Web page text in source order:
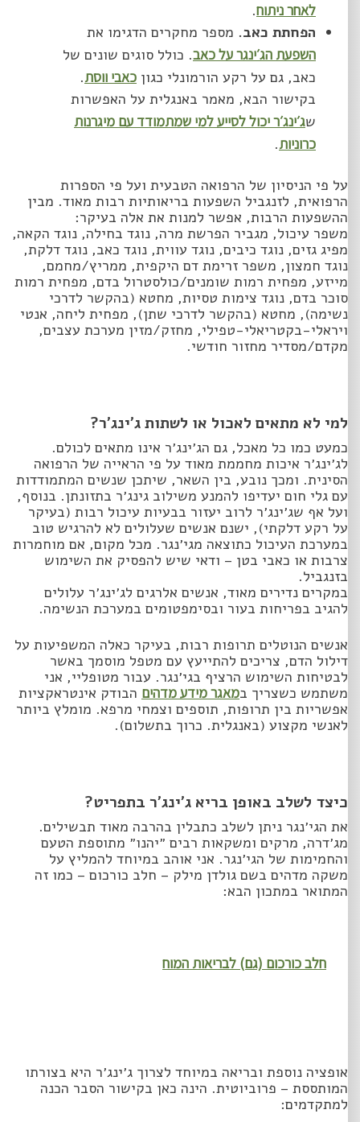
לאחר ניתוח.
הפחתת כאב.מספר מחקרים הדגימו את
השפעת הג׳ינגר על כאב. כולל סוגים שונים של
כאב, גם על רקע הורמונלי כגוןכאבי ווסת.
בקישור הבא, מאמר באנגלית על האפשרות
ג׳ינג׳ר יכול לסייע למי שמתמודד עם מיגרנות
כרוניות.
על פי הניסיון של הרפואה הטבעית ועל פי הספרות
הרפואית, לזנגביל השפעות בריאותיות רבות מאוד. מבין
ההשפעות הרבות, אפשר למנות את אלה בעיקר:
משפר עיכול, מגביר הפרשת מרה, נוגד בחילה, נוגד הקאה,
מפיג גזים, נוגד כיבים, נוגד עווית, נוגד כאב, נוגד דלקת,
נוגד חמצון, משפר זרימת דם היקפית, ממריץ/מחמם,
מייזע, מפחית רמות שומנים/כולסטרול בדם, מפחית רמות
סוכר בדם, נוגד צימות טסיות, מחטא (בהקשר לדרכי
נשימה), מחטא (בהקשר לדרכי שתן), מפחית ליחה, אנטי
ויראלי-בקטריאלי-טפילי, מחזק/מזין מערכת עצבים,
מקדם/מסדיר מחזור חודשי.
למי לא מתאים לאכול או לשתות ג׳ינג׳ר?
כמעט כמו כל מאכל, גם הג׳ינג׳ר אינו מתאים לכולם.
לג׳ינג׳ר איכות מחממת מאוד על פי הראייה של הרפואה
הסינית. ומכך נובע, בין השאר, שיתכן שנשים המתמודדות
עם גלי חום יעדיפו להמנע משילוב גינג׳ר בתזונתן. בנוסף,
ועל אף שג׳ינג׳ר לרוב יעזור בבעיות עיכול רבות (בעיקר
על רקע דלקתי), ישנם אנשים שעלולים לא להרגיש טוב
במערכת העיכול כתוצאה מגי׳נגר. מכל מקום, אם מוחמרות
צרבות או כאבי בטן – ודאי שיש להפסיק את השימוש
בזנגביל.
במקרים נדירים מאוד, אנשים אלרגים לג׳ינג׳ר עלולים
להגיב בפריחות בעור ובסימפטומים במערכת הנשימה.
אנשים הנוטלים תרופות רבות, בעיקר כאלה המשפיעות על
דילול הדם, צריכים להתייעץ עם מטפל מוסמך באשר
לבטיחות השימוש הרציף בגי׳נגר. עבור מטופליי, אני
משתמש כשצריך ב מאגר מידע מדהיםהבודק אינטראקציות
אפשריות בין תרופות, תוספים וצמחי מרפא. מומלץ ביותר
לאנשי מקצוע (באנגלית. כרוך בתשלום).
כיצד לשלב באופן בריא ג׳ינג׳ר בתפריט?
את הגי׳נגר ניתן לשלב כתבלין בהרבה מאוד תבשילים.
מג׳דרה, מרקים ומשקאות רבים ״יהנו״ מתוספת הטעם
והחמימות של הגי׳נגר. אני אוהב במיוחד להמליץ על
משקה מדהים בשם גולדן מילק – חלב כורכום – כמו זה
המתואר במתכון הבא:
חלב כורכום (גם) לבריאות המוח
אופציה נוספת ובריאה במיוחד לצרוך ג׳ינג׳ר היא בצורתו
המותססת – פרוביוטית. הינה כאן בקישור הסבר הכנה
למתקדמים: